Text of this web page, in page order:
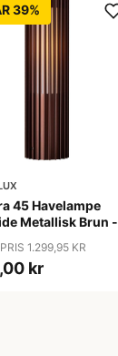
39%
45 Havelampe
Metallisk Brun -
1.299,95 KR
kr